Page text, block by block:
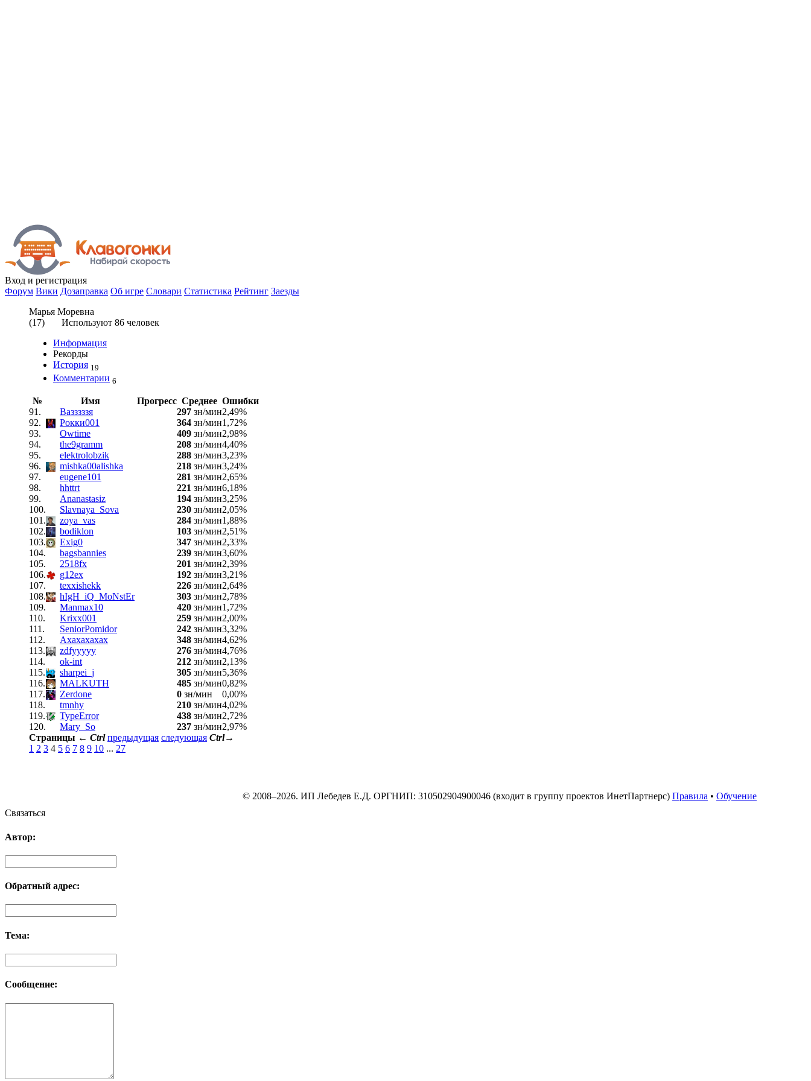
Вход и регистрация
Форум Вики Дозаправка Об игре Словари Статистика Рейтинг Заезды
Марья Моревна
(17) Используют 86 человек
Информация
Рекорды
История 19
Комментарии 6
№ Имя Прогресс Среднее Ошибки
91.
Вазззззя 297 зн/мин2,49%
92.
Рокки001 364 зн/мин1,72%
93.
Owtime 409 зн/мин2,98%
94.
the9gramm 208 зн/мин4,40%
95.
elektrolobzik 288 зн/мин3,23%
96.
mishka00alishka 218 зн/мин3,24%
97.
eugene101 281 зн/мин2,65%
98.
hhttrt 221 зн/мин6,18%
99.
Ananastasiz 194 зн/мин3,25%
100.
Slavnaya_Sova 230 зн/мин2,05%
101.
zoya_vas 284 зн/мин1,88%
102.
bodiklon 103 зн/мин2,51%
103.
Exig0 347 зн/мин2,33%
104.
bagsbannies 239 зн/мин3,60%
105.
2518fx 201 зн/мин2,39%
106.
g12ex 192 зн/мин3,21%
107.
texxishekk 226 зн/мин2,64%
108.
hIgH_iQ_MoNstEr 303 зн/мин2,78%
109.
Manmax10 420 зн/мин1,72%
110.
Krixx001 259 зн/мин2,00%
111.
SeniorPomidor 242 зн/мин3,32%
112.
Ахахахахах 348 зн/мин4,62%
113.
zdfyyyyy 276 зн/мин4,76%
114.
ok-int 212 зн/мин2,13%
115.
sharpei_j 305 зн/мин5,36%
116.
MALKUTH 485 зн/мин0,82%
117.
Zerdone 0 зн/мин
0,00%
118.
tmnhy 210 зн/мин4,02%
119.
TypeError 438 зн/мин2,72%
120.
Mary_So 237 зн/мин2,97%
Страницы ← Ctrl предыдущая следующая Ctrl→
1 2 3 4 5 6 7 8 9 10 ... 27
© 2008–2026. ИП Лебедев Е.Д. ОРГНИП: 310502904900046 (входит в группу проектов ИнетПартнерс) Правила • Обучение
Связаться
Автор:
Обратный адрес:
Тема:
Сообщение: